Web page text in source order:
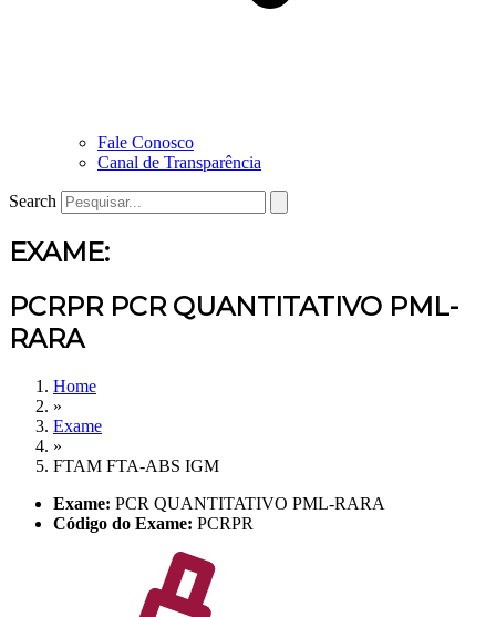
Fale Conosco
Canal de Transparência
Search
EXAME:
PCRPR PCR QUANTITATIVO PML-
RARA
Home
»
Exame
»
FTAM FTA-ABS IGM
Exame: PCR QUANTITATIVO PML-RARA
Código do Exame: PCRPR